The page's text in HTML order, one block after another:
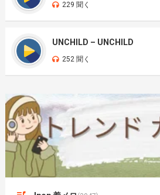
229 聞く
UNCHILD – UNCHILD
252 聞く